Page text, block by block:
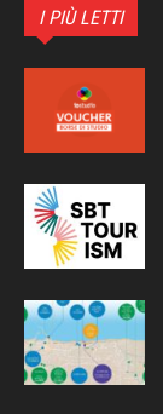
I PIÙ LETTI